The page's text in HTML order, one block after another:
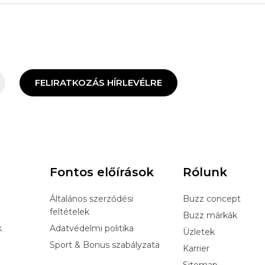
FELIRATKOZÁS HÍRLEVÉLRE
Fontos előírások
Általános szerződési
feltételek
Adatvédelmi politika
Sport & Bonus szabályzata
Rólunk
Buzz concept
Buzz márkák
Üzletek
Karrier